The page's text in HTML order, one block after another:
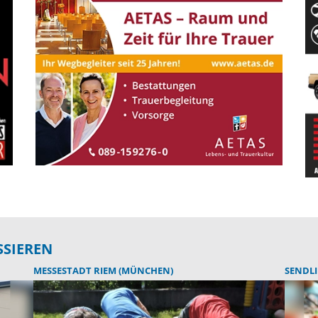
MESSESTADT RIEM (MÜNCHEN)